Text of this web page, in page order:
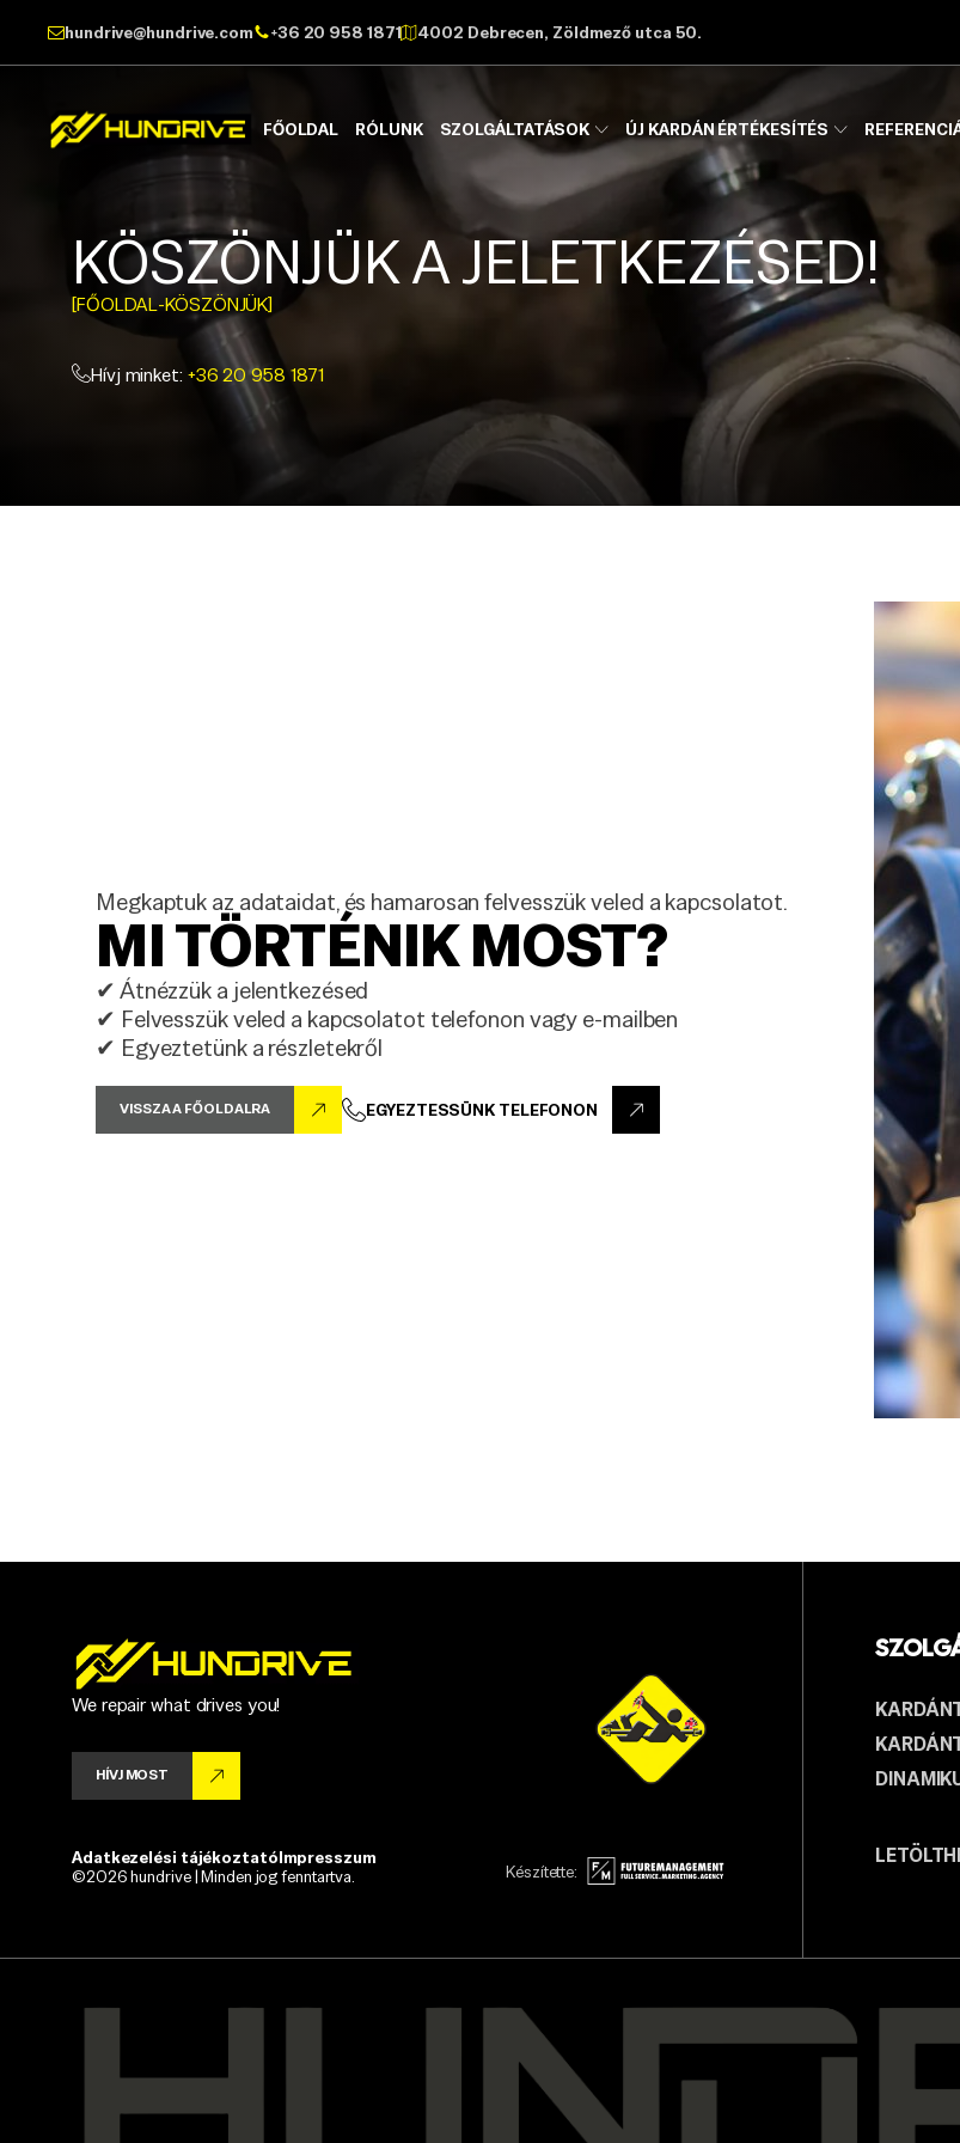
hundrive@hundrive.com +36 20 958 1871 4002 Debrecen, Zöldmező utca 50.
FŐOLDAL RÓLUNK SZOLGÁLTATÁSOK ÚJ KARDÁN ÉRTÉKESÍTÉS
KÖSZÖNJÜK A JELETKEZÉSED!
[FŐOLDAL-KÖSZÖNJÜK]
Hívj minket: +36 20 958 1871
Megkaptuk az adataidat, és hamarosan felvesszük veled a kapcsolatot.
MI TÖRTÉNIK MOST?
✔ Átnézzük a jelentkezésed
✔ Felvesszük veled a kapcsolatot telefonon vagy e-mailben
✔ Egyeztetünk a részletekről
VISSZA A FŐOLDALRA EGYEZTESSÜNK TELEFONON
We repair what drives you!
HÍVJ MOST
Adatkezelési tájékoztatóImpresszum
©2026 hundrive | Minden jog fenntartva.
Készítette: